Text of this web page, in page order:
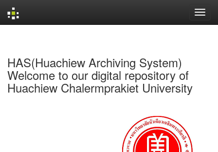
HAS(Huachiew Archiving System)
Welcome to our digital repository of
Huachiew Chalermprakiet University